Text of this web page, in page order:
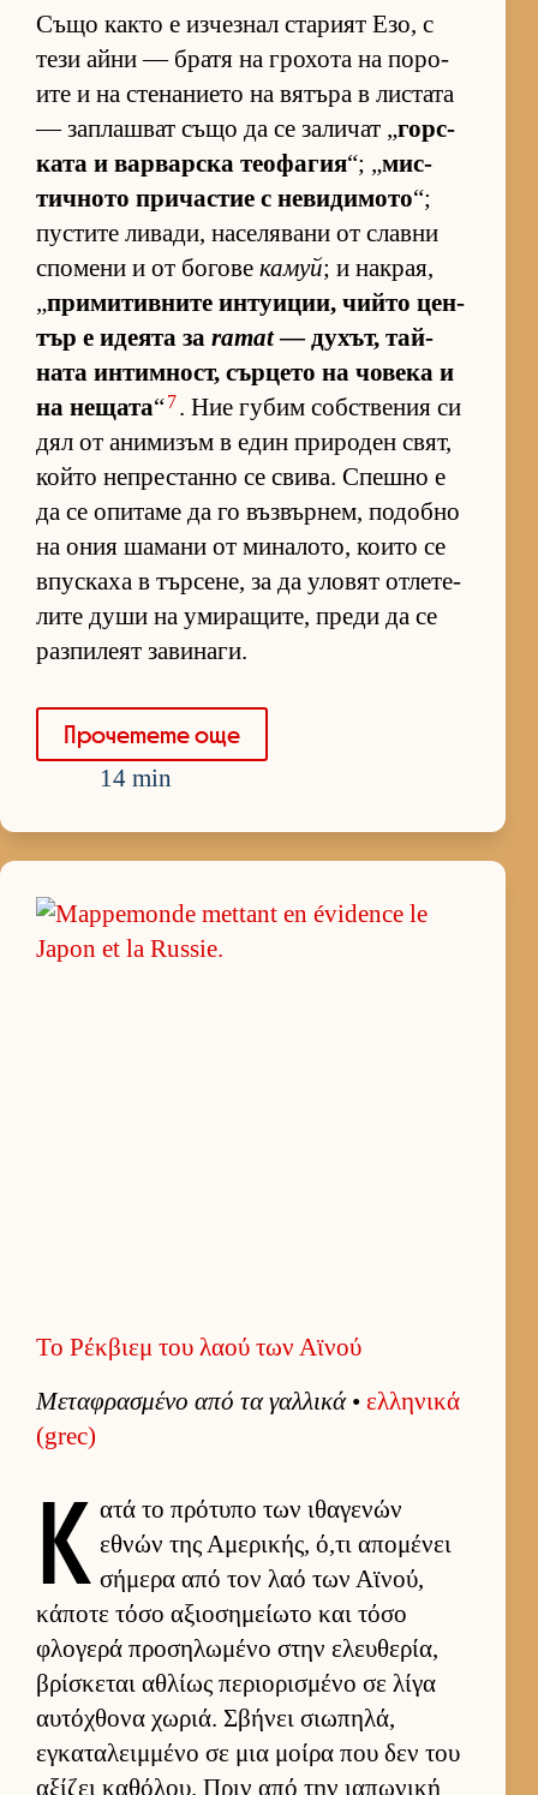
Също както е из­чез­нал ста­рият Езо, с
тези айни — братя на гро­хота на по­ро­
ите и на сте­на­ни­ето на вя­търа в лис­тата
— зап­лаш­ват също да се за­ли­чат „гор­с­
ката и вар­вар­ска те­о­фа­гия“; „мис­
тич­ното при­час­тие с не­ви­ди­мото“;
пус­тите ли­ва­ди, на­се­ля­вани от славни
спо­мени и от бо­гове камуй; и нак­рая,
„при­ми­тив­ните ин­ту­и­ции, чийто цен­
тър е иде­ята за ramat— ду­хът, тай­
ната ин­тим­ност, сър­цето на чо­века и
на не­щата“7. Ние гу­бим соб­с­т­ве­ния си
дял от ани­ми­зъм в един при­ро­ден свят,
който неп­рес­танно се сви­ва. Спешно е
да се опи­таме да го въз­вър­нем, по­добно
на ония ша­мани от ми­на­ло­то, ко­ито се
впус­каха в тър­се­не, за да уло­вят от­ле­те­
лите души на уми­ра­щи­те, преди да се
раз­пи­леят за­ви­на­ги.
Про­че­тете още
14 min
Το Ρέκβιεμ του λαού των Αϊνού
Μεταφρασμένο από τα γαλ­λικά• ελ­ληνικά
(grec)
Κ ατά το πρότυπο των ιθαγενών
εθνών της Αμερικής, ό,τι απομένει
σήμερα από τον λαό των Αϊνού,
κάποτε τόσο αξιο­σημεί­ωτο και τόσο
φλογερά προσηλωμένο στην ελευ­θερία,
βρίσκεται αθλίως περιο­ρισμένο σε λίγα
αυ­τόχθονα χωριά. Σβήνει σιω­πηλά,
εγκαταλειμ­μένο σε μια μοίρα που δεν του
αξίζει καθόλου. Πριν από την ια­πωνική